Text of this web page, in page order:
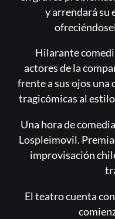
y arrendará su
Hilarante
actores de la
frente a sus ojos una
tragicómicas al estilo
Una hora de
Lospleimovil.
improvisación
El teatro cuenta